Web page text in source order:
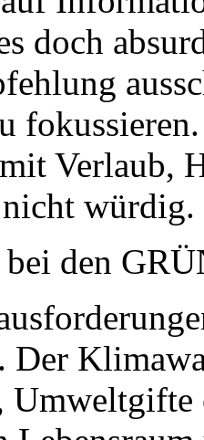
doch
Verlaub,
würdig.
den
Der
Umweltgifte